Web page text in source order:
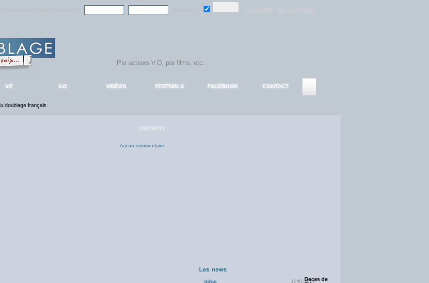
V.F V.O VIDÉOS FESTIVALS FACEBOOK CONTACT
doublage français.
20/02/2013
Aucun commentaire
22/05/2025Deces de